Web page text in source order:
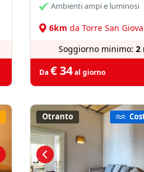
Ambienti ampi e luminosi
6km da Torre San
Soggiorno minimo: 2
Da€ 34al giorno
Otranto